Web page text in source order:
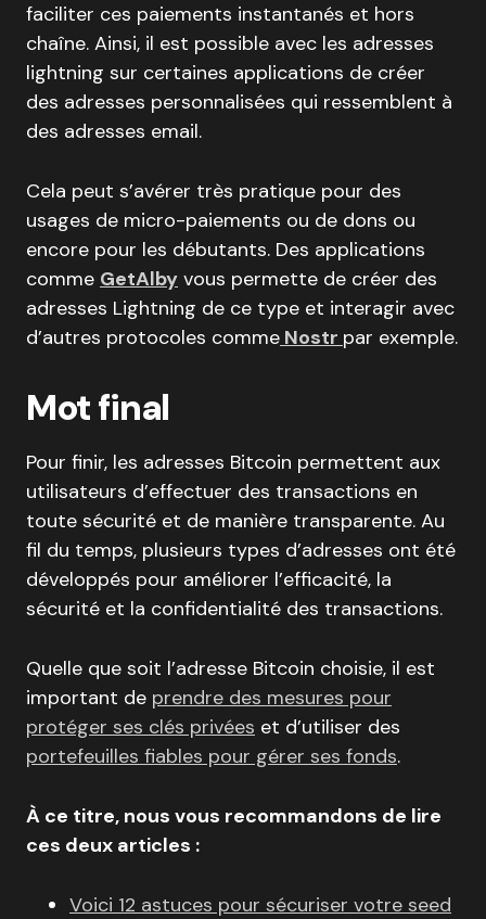
faciliter ces paiements instantanés et hors
chaîne. Ainsi, il est possible avec les adresses
lightning sur certaines applications de créer
des adresses personnalisées qui ressemblent à
des adresses email.
Cela peut s’avérer très pratique pour des
usages de micro-paiements ou de dons ou
encore pour les débutants. Des applications
comme GetAlby vous permette de créer des
adresses Lightning de ce type et interagir avec
d’autres protocoles comme Nostr par exemple.
Mot final
Pour finir, les adresses Bitcoin permettent aux
utilisateurs d’effectuer des transactions en
toute sécurité et de manière transparente. Au
fil du temps, plusieurs types d’adresses ont été
développés pour améliorer l’efficacité, la
sécurité et la confidentialité des transactions.
Quelle que soit l’adresse Bitcoin choisie, il est
important de prendre des mesures pour
protéger ses clés privées et d’utiliser des
portefeuilles fiables pour gérer ses fonds.
À ce titre, nous vous recommandons de lire
ces deux articles :
Voici 12 astuces pour sécuriser votre seed